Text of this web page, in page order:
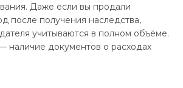
Даже если вы продали
после получения наследства,
учитываются в полном объёме.
наличие документов о расходах